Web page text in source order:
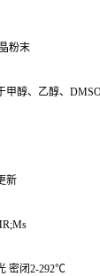
粉末
甲醇、乙醇、
新
密闭2-292℃